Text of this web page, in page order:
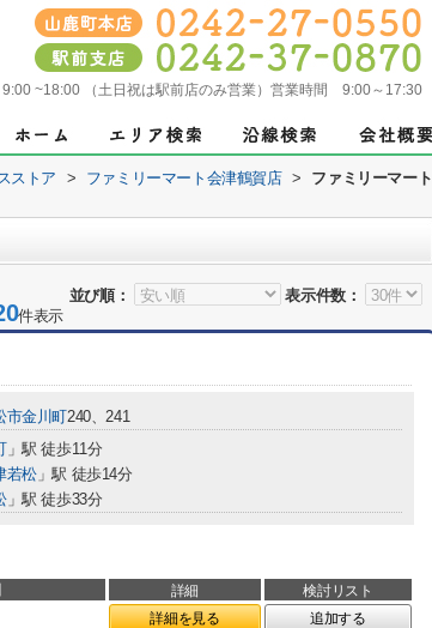
9:00 ~18:00 （土日祝は駅前店のみ営業）営業時間 9:00～17:30
ストア > ファミリーマート会津鶴賀店 >
ファミリーマート
並び順：
表示件数：
件表示
市金川町240、241
」駅 徒歩11分
若松」駅 徒歩14分
」駅 徒歩33分
詳細 検討リスト
詳細を見る 追加する